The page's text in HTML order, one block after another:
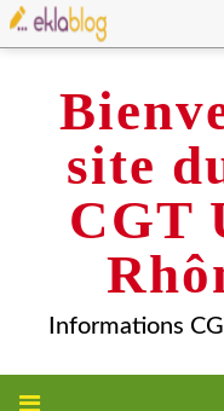
site
CGT
Informations